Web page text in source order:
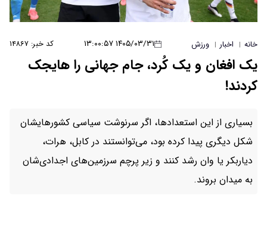
خانه | اخبار | ورزش ۱۴۰۵/۰۳/۳۱ ۱۳:۰۰:۵۷ کد خبر: ۱۴۸۶۷
یک افغان و یک کُرد، جام جهانی را هایجک
کردند!
بسیاری از این استعدادها، اگر سرنوشت سیاسی کشورهایشان
شکل دیگری پیدا کرده بود، می‌توانستند در کابل، هرات،
دیاربکر یا وان رشد کنند و زیر پرچم سرزمین‌های اجدادی‌شان
به میدان بروند.